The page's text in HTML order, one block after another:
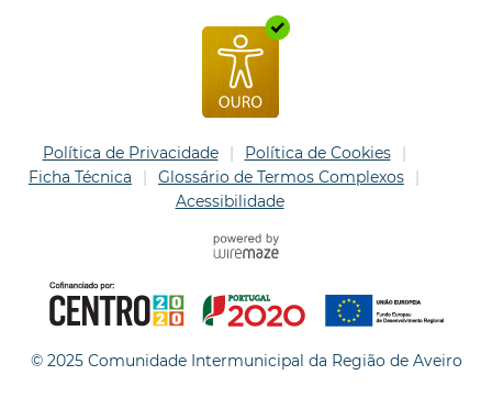
Política de Privacidade
Política de Cookies
Ficha Técnica
Glossário de Termos Complexos
Acessibilidade
© 2025 Comunidade Intermunicipal da Região de Aveiro